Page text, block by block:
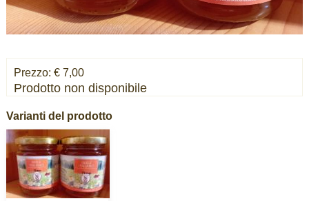
Prezzo: € 7,00
Prodotto non disponibile
Varianti del prodotto